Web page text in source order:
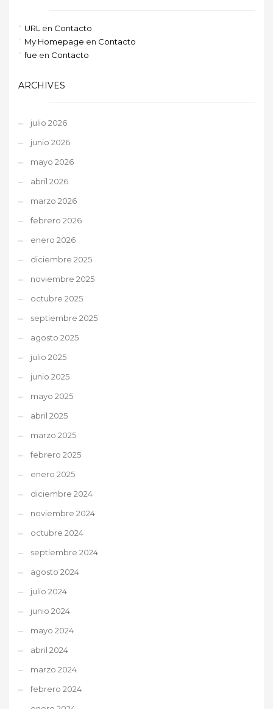
URL en Contacto
My Homepage en Contacto
fue en Contacto
ARCHIVES
julio 2026
junio 2026
mayo 2026
abril 2026
marzo 2026
febrero 2026
enero 2026
diciembre 2025
noviembre 2025
octubre 2025
septiembre 2025
agosto 2025
julio 2025
junio 2025
mayo 2025
abril 2025
marzo 2025
febrero 2025
enero 2025
diciembre 2024
noviembre 2024
octubre 2024
septiembre 2024
agosto 2024
julio 2024
junio 2024
mayo 2024
abril 2024
marzo 2024
febrero 2024